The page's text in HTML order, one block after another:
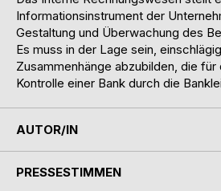
Informationsinstrument der
Gestaltung und Überwachung des
Es muss in der Lage sein,
Zusammenhänge abzubilden, die für
Kontrolle einer Bank durch die
AUTOR/IN
PRESSESTIMMEN